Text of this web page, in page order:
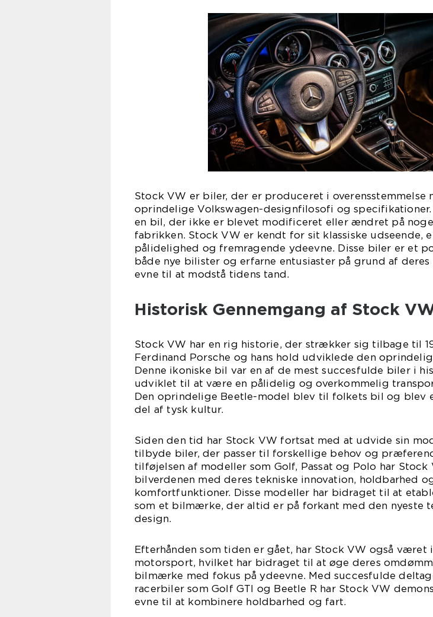
Stock VW er biler, der er produceret i overensstemmelse
oprindelige Volkswagen-designfilosofi og
en bil, der ikke er blevet modificeret eller ændret på
fabrikken. Stock VW er kendt for sit klassiske udseende,
pålidelighed og fremragende ydeevne. Disse biler er et
både nye bilister og erfarne entusiaster på grund af
evne til at modstå tidens tand.
Historisk Gennemgang af Stock
Stock VW har en rig historie, der strækker sig tilbage til
Ferdinand Porsche og hans hold udviklede den
Denne ikoniske bil var en af de mest succesfulde biler i
udviklet til at være en pålidelig og overkommelig
Den oprindelige Beetle-model blev til folkets bil og blev
del af tysk kultur.
Siden den tid har Stock VW fortsat med at udvide sin
tilbyde biler, der passer til forskellige behov og
tilføjelsen af modeller som Golf, Passat og Polo har
bilverdenen med deres tekniske innovation, holdbarhed
komfortfunktioner. Disse modeller har bidraget til at
som et bilmærke, der altid er på forkant med den nyeste
design.
Efterhånden som tiden er gået, har Stock VW også været
motorsport, hvilket har bidraget til at øge deres
bilmærke med fokus på ydeevne. Med succesfulde
racerbiler som Golf GTI og Beetle R har Stock VW
evne til at kombinere holdbarhed og fart.